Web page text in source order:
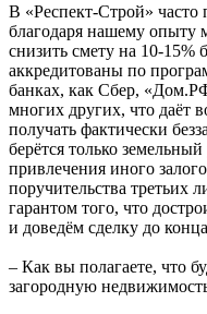
В «Респект-Строй» часто
благодаря нашему опыту
снизить смету на 10-15%
аккредитованы по
банках, как Сбер,
многих других, что даёт
получать фактически
берётся только
привлечения иного
поручительства третьих
гарантом того, что
и доведём сделку до
– Как вы полагаете, что
загородную